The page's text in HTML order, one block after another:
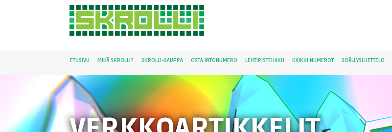
ETUSIVU MIKÄ SKROLLI? SKROLLI-KAUPPA OSTA IRTONUMERO LEHTIPISTEHAKU KAIKKI NUMEROT SISÄLLYSLUETTELO